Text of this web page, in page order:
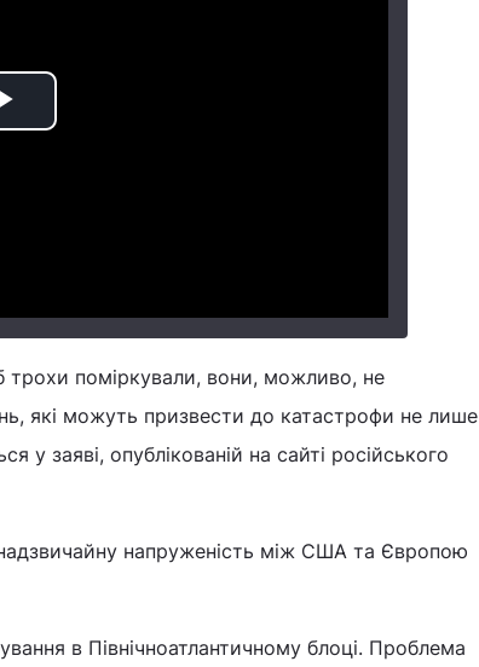
Play
поміркували, вони, можливо, не
які можуть призвести до катастрофи не лише
у заяві, опублікованій на сайті російського
напруженість між США та Європою
в Північноатлантичному блоці. Проблема